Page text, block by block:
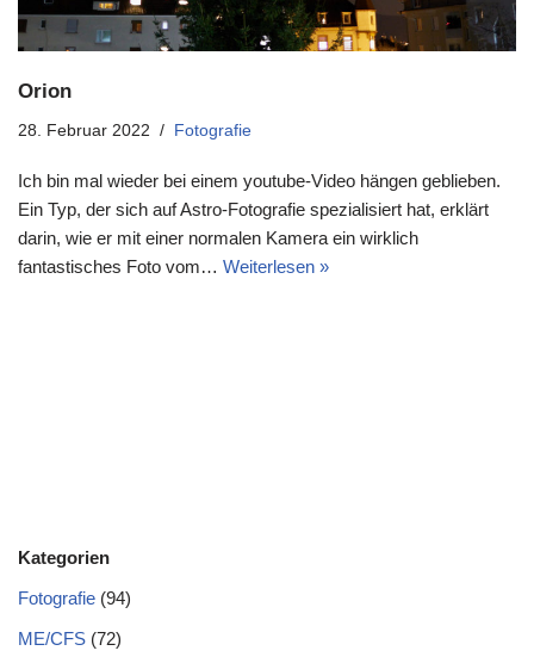
Orion
28. Februar 2022 Fotografie
Ich bin mal wieder bei einem youtube-Video hängen geblieben.
Ein Typ, der sich auf Astro-Fotografie spezialisiert hat, erklärt
darin, wie er mit einer normalen Kamera ein wirklich
fantastisches Foto vom… Weiterlesen »
Kategorien
Fotografie (94)
ME/CFS (72)